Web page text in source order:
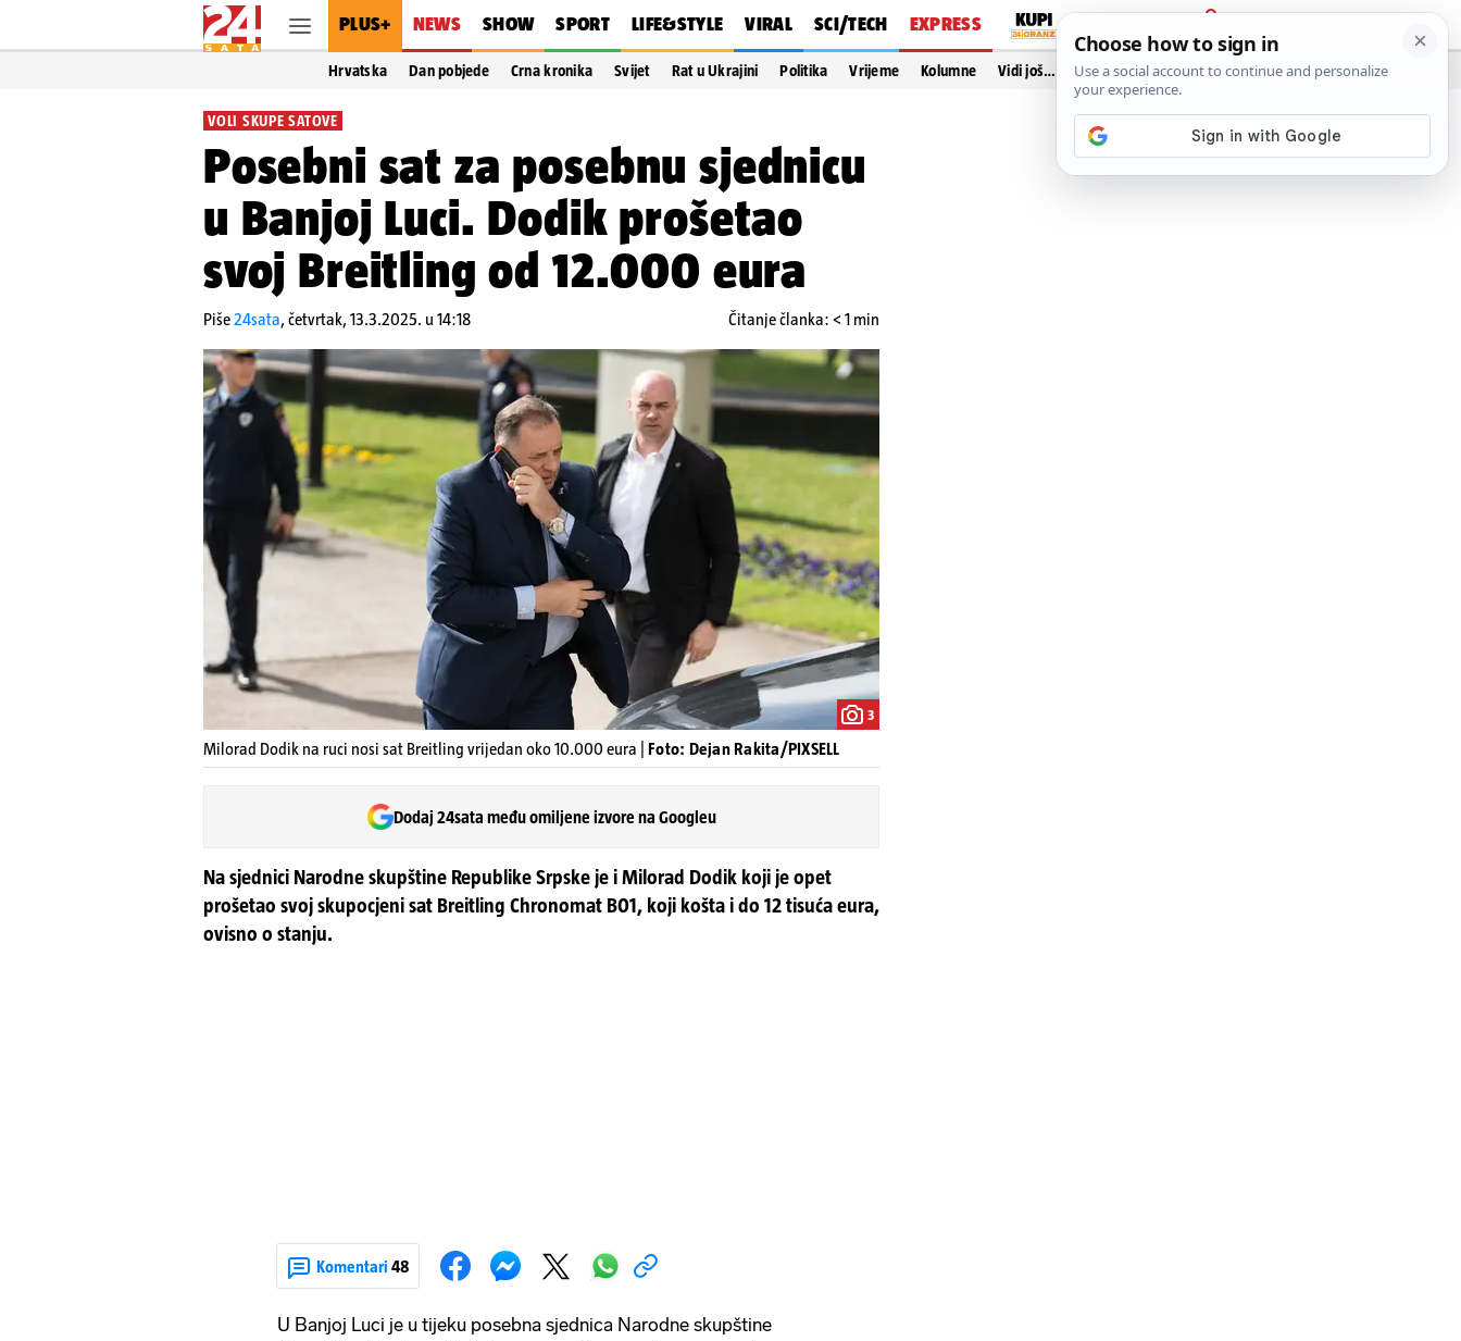
PLUS+ NEWS SHOW SPORT LIFE&STYLE VIRAL SCI/TECH EXPRESS
PRIJAVA
Hrvatska Dan pobjede Crna kronika Svijet Rat u Ukrajini Politika Vrijeme Kolumne Vidi još…
VOLI SKUPE SATOVE
Posebni sat za posebnu sjednicu
u Banjoj Luci. Dodik prošetao
svoj Breitling od 12.000 eura
Piše24sata,četvrtak, 13.3.2025. u 14:18 Čitanje članka: < 1 min
3
Milorad Dodik na ruci nosi sat Breitling vrijedan oko 10.000 eura | Foto: Dejan Rakita/PIXSELL
Dodaj 24sata među omiljene izvore na Googleu
Na sjednici Narodne skupštine Republike Srpske je i Milorad Dodik koji je opet
prošetao svoj skupocjeni sat Breitling Chronomat B01, koji košta i do 12 tisuća eura,
ovisno o stanju.
Komentari 48
U Banjoj Luci je u tijeku posebna sjednica Narodne skupštine